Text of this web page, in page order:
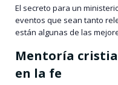
El secreto para un
eventos que sean tanto
están algunas de las
Mentoría
en la fe